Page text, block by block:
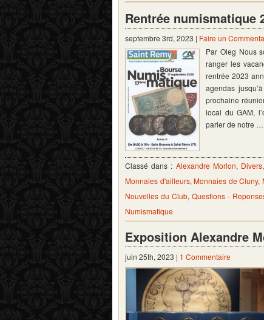
Rentrée numismatique
septembre 3rd, 2023 | Faire un
Par Oleg Nous
ranger les
rentrée 2023
agendas
prochaine
local du GAM,
parler de notre …
Classé dans : Alexandre Morlon, Divers,
Monnaies d'ailleurs,Monnaies de Cluny,
Nouvelles du Club, Questions -
Numismatique
Exposition Alexandre
juin 25th, 2023 | 1 Commentaire